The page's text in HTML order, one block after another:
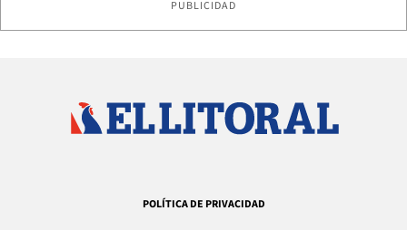
PUBLICIDAD
POLÍTICA DE PRIVACIDAD